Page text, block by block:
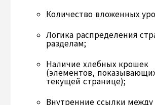
Количество вложенных
Логика распределения
разделам;
Наличие хлебных крошек
(элементов,
текущей странице);
Внутренние ссылки между